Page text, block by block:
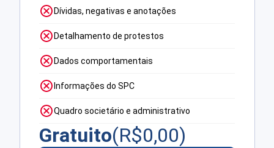
Dívidas, negativas e anotações
Detalhamento de protestos
Dados comportamentais
Informações do SPC
Quadro societário e administrativo
Gratuito(R$0,00)